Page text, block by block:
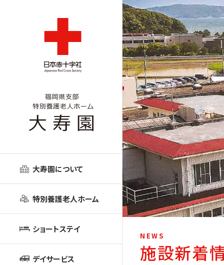
大寿園について
特別養護老人ホーム
ショートステイ
デイサービス
NEWS
施設新着